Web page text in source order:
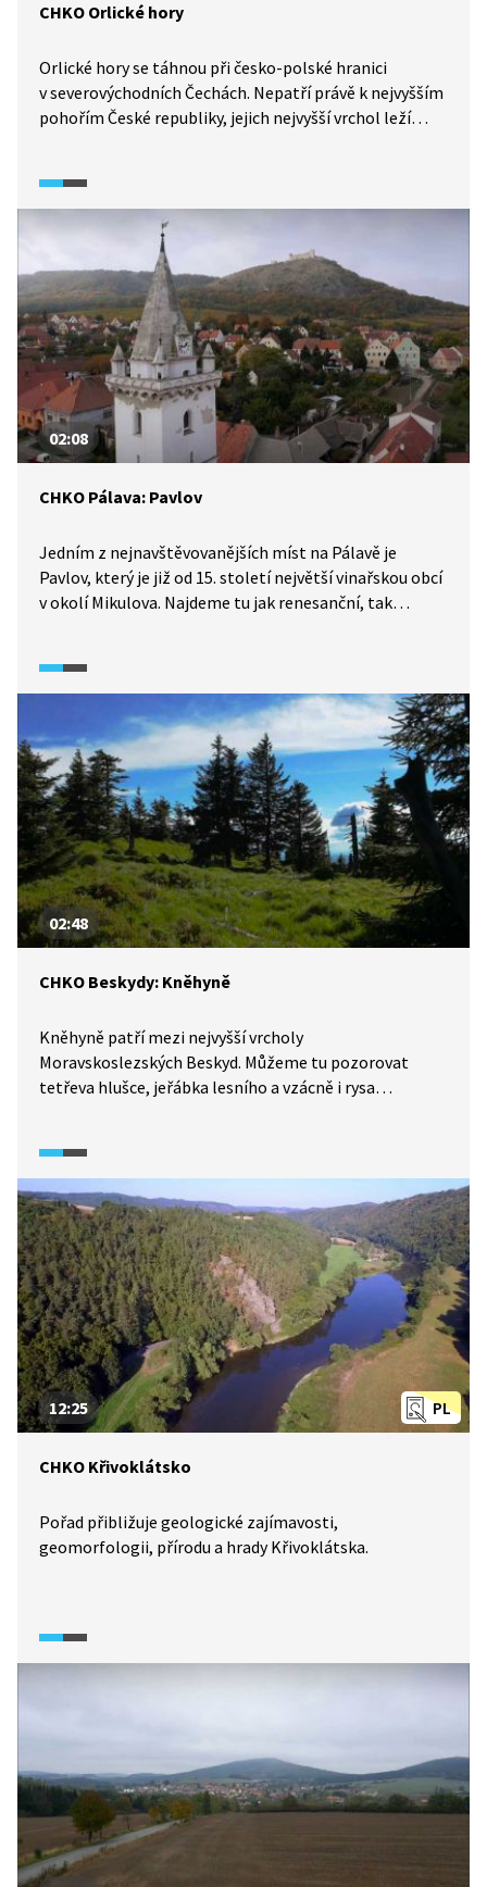
CHKO Orlické hory
Orlické hory se táhnou při česko-polské hranici
v severovýchodních Čechách. Nepatří právě k nejvyšším
pohořím České republiky, jejich nejvyšší vrchol leží
faunou a flórou. Již v roce 1969 byly vyhlášeny
chráněnou krajinnou oblastí.
02:08
CHKO Pálava: Pavlov
Jedním z nejnavštěvovanějších míst na Pálavě je
Pavlov, který je již od 15. století největší vinařskou obcí
v okolí Mikulova. Najdeme tu jak renesanční, tak
památkovou rezervací.
02:48
CHKO Beskydy: Kněhyně
Kněhyně patří mezi nejvyšší vrcholy
Moravskoslezských Beskyd. Můžeme tu pozorovat
tetřeva hlušce, jeřábka lesního a vzácně i rysa
Kněhyňskou jeskyni, která je se svou hloubkou 57
metrů nejhlubší pseudokrasovou propastí v Česku.
PL
12:25
CHKO Křivoklátsko
Pořad přibližuje geologické zajímavosti,
geomorfologii, přírodu a hrady Křivoklátska.